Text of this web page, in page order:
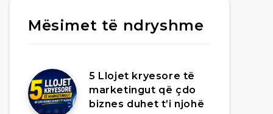
Mësimet të ndryshme
5 Llojet kryesore të
marketingut që çdo
biznes duhet t’i njohë